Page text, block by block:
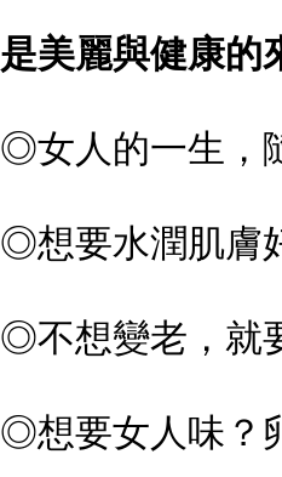
是美麗與健康的
◎女人的一生，
◎想要水潤肌膚
◎不想變老，就
◎想要女人味？